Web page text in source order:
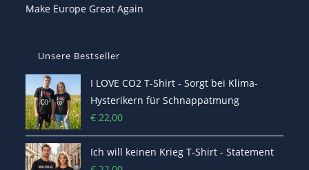
Make Europe Great Again
Unsere Bestseller
I LOVE CO2 T-Shirt - Sorgt bei Klima-
Hysterikern für Schnappatmung
€ 22,00
Ich will keinen Krieg T-Shirt - Statement